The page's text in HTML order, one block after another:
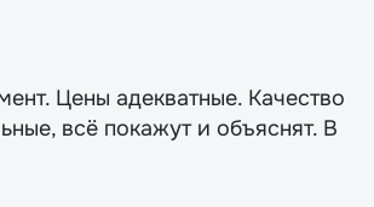
Цены адекватные. Качество
всё покажут и объяснят. В